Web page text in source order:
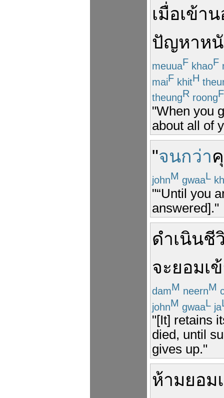
เมื่อเข้า
ปัญหาห
meuuaF khaoF
maiF khitH
theungR roongF
"When you
about all of
"จนกว่า
johnM gwaaL
"“Until you
answered]."
ดำเนินชี
จะยอมเ
damM neernM
johnM gwaaL ja
"[It] retains
died, until
gives up."
ห้ามยอม